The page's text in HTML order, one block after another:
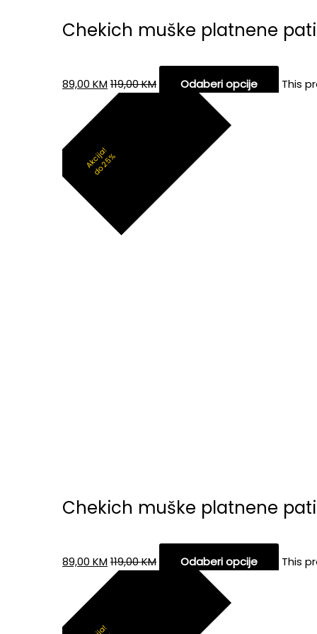
Chekich muške platnene
89,00 KM119,00KM Odaberi opcije This
Akcija!
do 25%
Chekich muške platnene
89,00 KM119,00KM Odaberi opcije This